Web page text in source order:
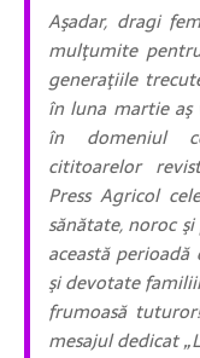
Aşadar, dragi
mulţumite
generaţiile
în luna martie
în domeniul
cititoarelor
Press Agricol
sănătate, noroc
această
şi devotate
frumoasă
mesajul dedicat